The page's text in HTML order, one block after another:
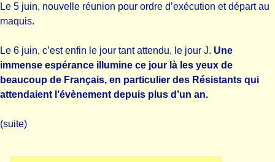
Le 5 juin, nouvelle réunion pour ordre d’exécution et départ au
maquis.
Le 6 juin, c’est enfin le jour tant attendu, le jour J. Une
immense espérance illumine ce jour là les yeux de
beaucoup de Français, en particulier des Résistants qui
attendaient l’évènement depuis plus d’un an.
(suite)